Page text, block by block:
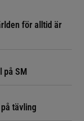
för alltid är
på SM
tävling